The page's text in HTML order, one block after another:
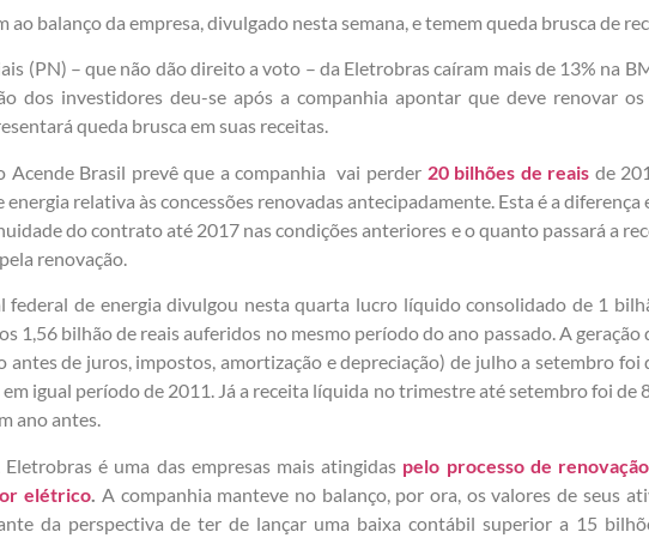
ao balanço da empresa, divulgado nesta semana, e temem queda brusca de
(PN) – que não dão direito a voto – da Eletrobras caíram mais de 13% na
dos investidores deu-se após a companhia apontar que deve renovar
queda brusca em suas receitas.
Brasil prevê que a companhia vai perder 20 bilhões de reais de
energia relativa às concessões renovadas antecipadamente. Esta é a
do contrato até 2017 nas condições anteriores e o quanto passará a
renovação.
federal de energia divulgou nesta quarta lucro líquido consolidado de 1
1,56 bilhão de reais auferidos no mesmo período do ano passado. A geração
antes de juros, impostos, amortização e depreciação) de julho a setembro foi
igual período de 2011. Já a receita líquida no trimestre até setembro foi de
ano antes.
Eletrobras é uma das empresas mais atingidas pelo processo de
elétrico A companhia manteve no balanço, por ora, os valores de seus
da perspectiva de ter de lançar uma baixa contábil superior a 15